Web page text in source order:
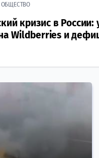
ОБЩЕСТВО
кризис в России:
Wildberries и